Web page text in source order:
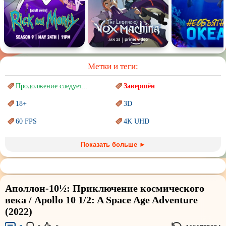
Метки и теги:
Продолжение следует... Завершён
18+ 3D
60 FPS 4K UHD
Marvel PIXAR
Sci-Fi (Научнаяфантастика) Trash (трэш) movies
Авангард иСюрреализм Ангелы и Демоны
Аниме
Показать больше ►
Аполлон-10½: Приключение космического
века / Apollo 10 1/2: A Space Age Adventure
(2022)